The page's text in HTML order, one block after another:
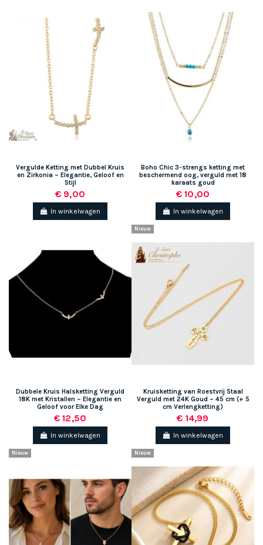
Vergulde Ketting met Dubbel Kruis
en Zirkonia – Elegantie, Geloof en
Stijl
€ 9,00
In winkelwagen
Boho Chic 3-strengs ketting met
beschermend oog, verguld met 18
karaats goud
€ 10,00
In winkelwagen
Dubbele Kruis Halsketting Verguld
18K met Kristallen – Elegantie en
Geloof voor Elke Dag
€ 12,50
In winkelwagen
Nieuw
Kruisketting van Roestvrij Staal
Verguld met 24K Goud – 45 cm (+ 5
cm Verlengketting)
€ 14,99
In winkelwagen
Nieuw Nieuw